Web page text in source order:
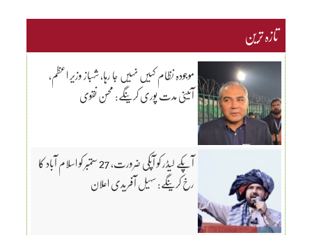
تازہ ترین
موجودہ نظام کہیں نہیں جا رہا، شہباز وزیر اعظم،
آئینی مدت پوری کرینگے: محسن نقوی
آپکے لیڈر کو آپکی ضرورت، 27 ستمبر کو اسلام آباد کا
رخ کرینگے: سہیل آفریدی اعلان